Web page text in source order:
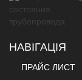
НАВІГАЦІЯ
ПРАЙС ЛИСТ